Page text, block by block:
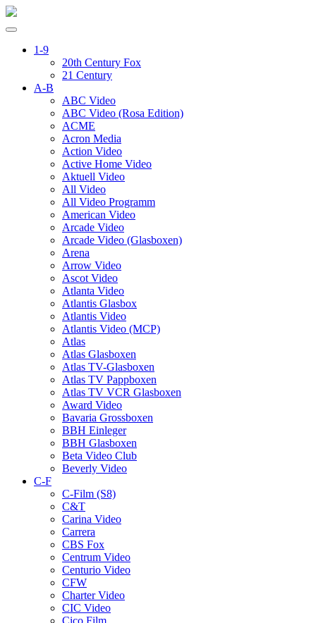
1-9
20th Century Fox
21 Century
A-B
ABC Video
ABC Video (Rosa Edition)
ACME
Acron Media
Action Video
Active Home Video
Aktuell Video
All Video
All Video Programm
American Video
Arcade Video
Arcade Video (Glasboxen)
Arena
Arrow Video
Ascot Video
Atlanta Video
Atlantis Glasbox
Atlantis Video
Atlantis Video (MCP)
Atlas
Atlas Glasboxen
Atlas TV-Glasboxen
Atlas TV Pappboxen
Atlas TV VCR Glasboxen
Award Video
Bavaria Grossboxen
BBH Einleger
BBH Glasboxen
Beta Video Club
Beverly Video
C-F
C-Film (S8)
C&T
Carina Video
Carrera
CBS Fox
Centrum Video
Centurio Video
CFW
Charter Video
CIC Video
Cico Film